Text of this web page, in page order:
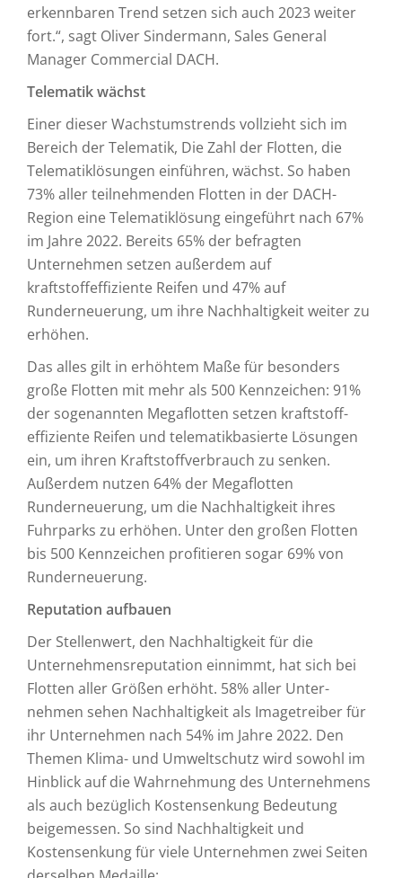
erkennbaren Trend setzen sich auch 2023 weiter
fort.“, sagt Oliver Sindermann, Sales General
Manager Commercial DACH.
Telematik wächst
Einer dieser Wachstumstrends vollzieht sich im
Bereich der Telematik, Die Zahl der Flotten, die
Telematiklösungen einführen, wächst. So haben
73% aller teilnehmenden Flotten in der DACH-
Region eine Telematiklösung eingeführt nach 67%
im Jahre 2022. Bereits 65% der befragten
Unternehmen setzen außerdem auf
kraftstoffeffiziente Reifen und 47% auf
Runderneuerung, um ihre Nachhaltigkeit weiter zu
erhöhen.
Das alles gilt in erhöhtem Maße für besonders
große Flotten mit mehr als 500 Kennzeichen: 91%
der sogenannten Megaflotten setzen kraftstoff­
effiziente Reifen und telematik­basierte Lösungen
ein, um ihren Kraftstoffverbrauch zu senken.
Außerdem nutzen 64% der Megaflotten
Runderneuerung, um die Nachhaltigkeit ihres
Fuhrparks zu erhöhen. Unter den großen Flotten
bis 500 Kennzeichen profitieren sogar 69% von
Runderneuerung.
Reputation aufbauen
Der Stellenwert, den Nachhaltigkeit für die
Unternehmens­reputation einnimmt, hat sich bei
Flotten aller Größen erhöht. 58% aller Unter­
nehmen sehen Nachhaltigkeit als Imagetreiber für
ihr Unternehmen nach 54% im Jahre 2022. Den
Themen Klima- und Umweltschutz wird sowohl im
Hinblick auf die Wahrnehmung des Unter­nehmens
als auch bezüglich Kostensenkung Bedeutung
beigemessen. So sind Nach­haltigkeit und
Kostensenkung für viele Unternehmen zwei Seiten